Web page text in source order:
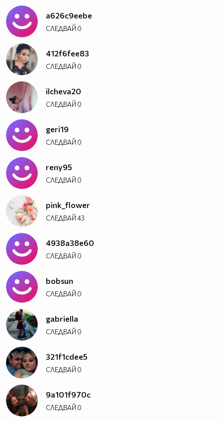
a626c9eebe
СЛЕДВАЙ 0
412f6fee83
СЛЕДВАЙ 0
ilcheva20
СЛЕДВАЙ 0
geri19
СЛЕДВАЙ 0
reny95
СЛЕДВАЙ 0
pink_flower
СЛЕДВАЙ43
4938a38e60
СЛЕДВАЙ 0
bobsun
СЛЕДВАЙ 0
gabriella
СЛЕДВАЙ 0
321f1cdee5
СЛЕДВАЙ 0
9a101f970c
СЛЕДВАЙ 0